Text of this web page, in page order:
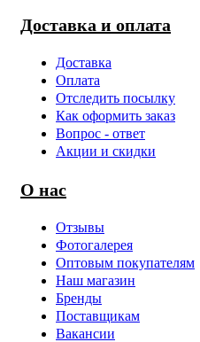
Доставка и оплата
Доставка
Оплата
Отследить посылку
Как оформить заказ
Вопрос - ответ
Акции и скидки
О нас
Отзывы
Фотогалерея
Оптовым покупателям
Наш магазин
Бренды
Поставщикам
Вакансии